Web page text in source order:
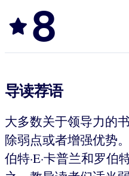
8
导读荐语
大多数关于领导力的
除弱点或者增强优势
伯特·E·卡普兰和罗伯